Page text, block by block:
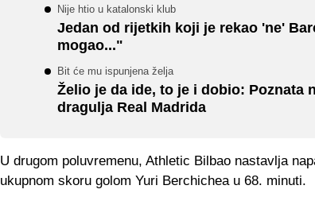
Nije htio u katalonski klub
Jedan od rijetkih koji je rekao 'ne'
mogao..."
Bit će mu ispunjena želja
Želio je da ide, to je i dobio: Poznata
dragulja Real Madrida
U drugom poluvremenu, Athletic Bilbao nastavlja
ukupnom skoru golom Yuri Berchichea u 68. minuti.